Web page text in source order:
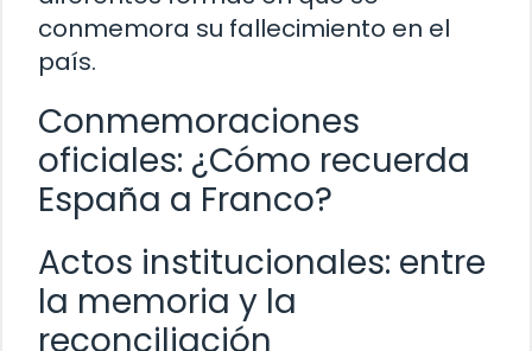
conmemora su fallecimiento en el
país.
Conmemoraciones
oficiales: ¿Cómo recuerda
España a Franco?
Actos institucionales: entre
la memoria y la
reconciliación